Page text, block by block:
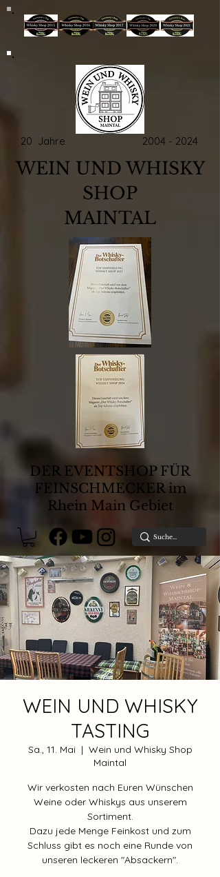
20 Jahre 2004 - 2024
WEIN UND WHISKY
SHOP
MAINTAL
DER EVENTSHOP FÜR
FEINSCHMECKER im
Rhein Main Gebiet
WEIN UND WHISKY
TASTING
Sa., 11. Mai
  |
Wein und Whisky Shop
Maintal
Wir verkosten nach Euren Wünschen
Weine oder Whiskys aus unserem
Sortiment.
Dazu jede Menge Feinkost und zum
Schluss gibt es noch eine Runde von
unseren leckeren "Absackern".